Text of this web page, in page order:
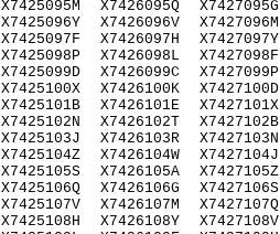
X7425095M
X7425096Y
X7425097F
X7425098P
X7425099D
X7425100X
X7425101B
X7425102N
X7425103J
X7425104Z
X7425105S
X7425106Q
X7425107V
X7425108H
X7426095Q
X7426096V
X7426097H
X7426098L
X7426099C
X7426100K
X7426101E
X7426102T
X7426103R
X7426104W
X7426105A
X7426106G
X7426107M
X7426108Y
X7427095G
X7427096M
X7427097Y
X7427098F
X7427099P
X7427100D
X7427101X
X7427102B
X7427103N
X7427104J
X7427105Z
X7427106S
X7427107Q
X7427108V